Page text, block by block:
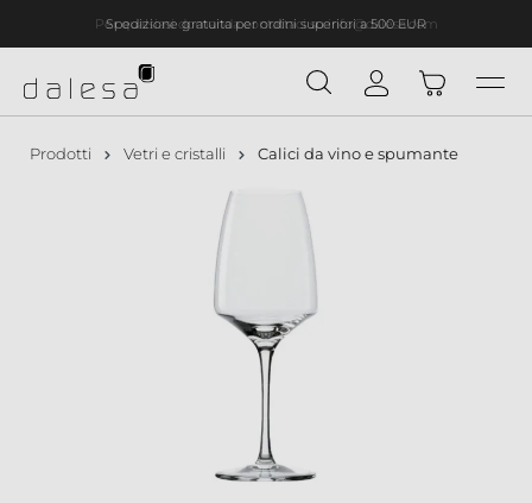
principaleSpedizione gratuita per ordini superiori a 500 EUR
Prodotti Vetri e cristalli Calici da vino e spumante